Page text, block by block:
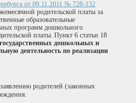
от 09.11.2011 № 728-132
родительской платы за
образовательные
программ дошкольного
платы. Пункт 6 статьи 18
дошкольных и
деятельность по реализации
родителей (законных